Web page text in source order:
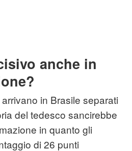
anche in
in Brasile separati
del tedesco sancirebbe
in quanto gli
di 26 punti